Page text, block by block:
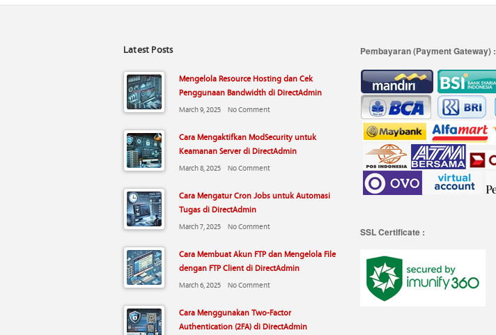
Latest Posts
Mengelola Resource Hosting dan Cek
Penggunaan Bandwidth di DirectAdmin
March 9, 2025 No Comment
Cara Mengaktifkan ModSecurity untuk
Keamanan Server di DirectAdmin
March 8, 2025 No Comment
Cara Mengatur Cron Jobs untuk Automasi
Tugas di DirectAdmin
March 7, 2025 No Comment
Cara Membuat Akun FTP dan Mengelola File
dengan FTP Client di DirectAdmin
March 6, 2025 No Comment
Cara Menggunakan Two-Factor
Authentication (2FA) di DirectAdmin
Pembayaran (Payment Gateway) :
SSL Certificate :